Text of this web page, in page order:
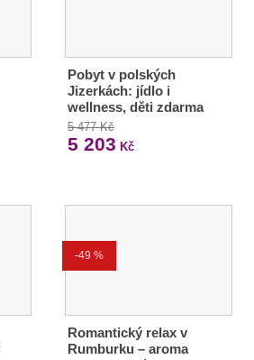
Pobyt v polských
Jizerkách: jídlo i
wellness, děti zdarma
5 477 Kč
5 203 Kč
-49 %
Romantický relax v
Rumburku – aroma